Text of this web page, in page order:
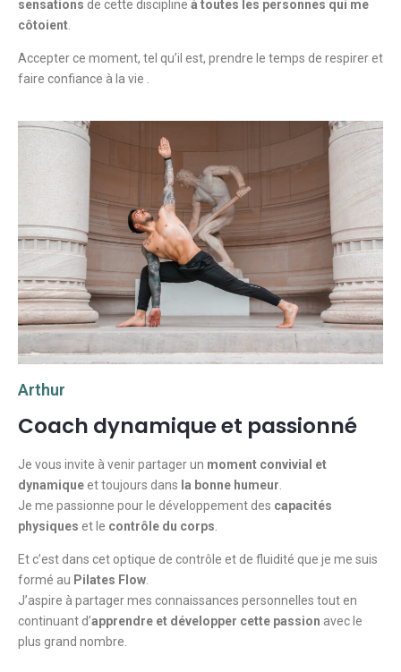
sensations de cette discipline à toutes les personnes qui me
côtoient.
Accepter ce moment, tel qu’il est, prendre le temps de respirer et
faire confiance à la vie .
Arthur
Coach dynamique et passionné
Je vous invite à venir partager un moment convivial et
dynamiqueet toujours dans la bonne humeur.
Je me passionne pour le développement des capacités
physiques et le contrôle du corps.
Et c’est dans cet optique de contrôle et de fluidité que je me suis
formé au Pilates Flow.
J’aspire à partager mes connaissances personnelles tout en
continuant d’apprendre et développer cette passion avec le
plus grand nombre.